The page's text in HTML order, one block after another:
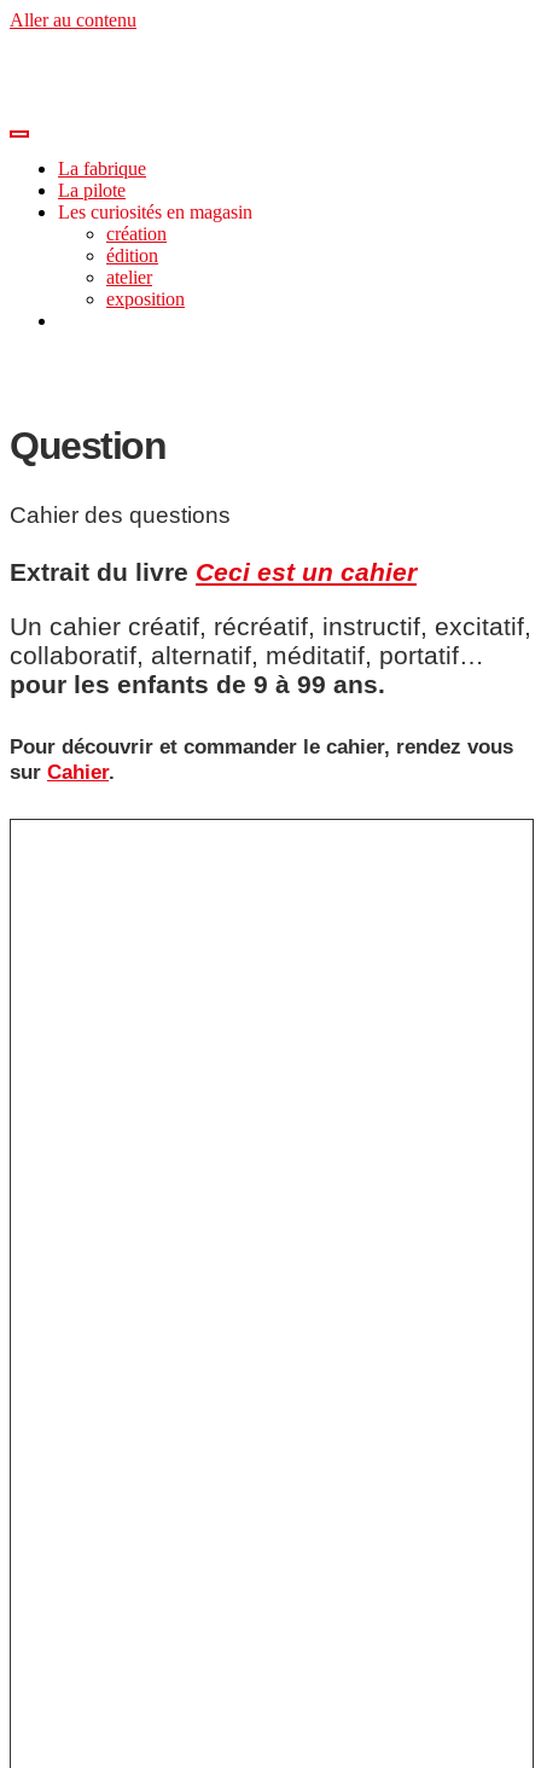
Aller au contenu
La fabrique
La pilote
Les curiosités en magasin
création
édition
atelier
exposition
Question
Cahier des questions
Extrait du livre Ceci est un cahier
Un cahier créatif, récréatif, instructif, excitatif,
collaboratif, alternatif, méditatif, portatif…
pour les enfants de 9 à 99 ans.
Pour découvrir et commander le cahier, rendez vous
sur Cahier.